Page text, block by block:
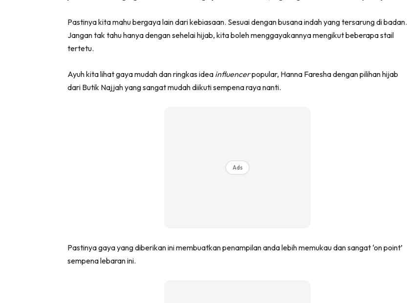
Pastinya kita mahu bergaya lain dari kebiasaan. Sesuai dengan busana indah yang tersarung di badan.
Jangan tak tahu hanya dengan sehelai hijab, kita boleh menggayakannya mengikut beberapa stail
tertetu.
Ayuh kita lihat gaya mudah dan ringkas idea influencerpopular, Hanna Faresha dengan pilihan hijab
dari Butik Najjah yang sangat mudah diikuti sempena raya nanti.
Ads
Pastinya gaya yang diberikan ini membuatkan penampilan anda lebih memukau dan sangat ‘on point’
sempena lebaran ini.